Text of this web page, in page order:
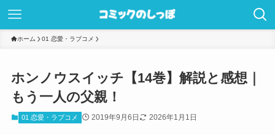
ホーム 01 恋愛・ラブコメ
ホンノウスイッチ【14巻】解説と感想｜
もう一人の父親！
01 恋愛・ラブコメ 2019年9月6日 2026年1月1日